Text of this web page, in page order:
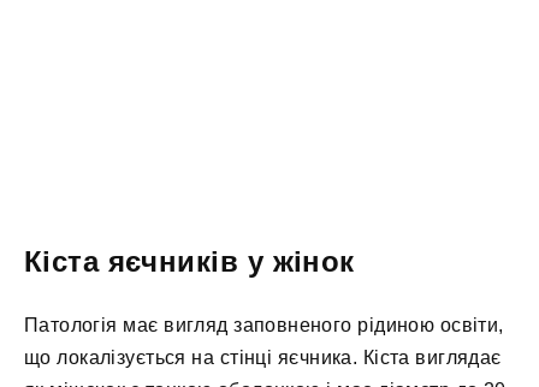
Кіста яєчників у жінок
Патологія має вигляд заповненого рідиною освіти,
що локалізується на стінці яєчника. Кіста виглядає